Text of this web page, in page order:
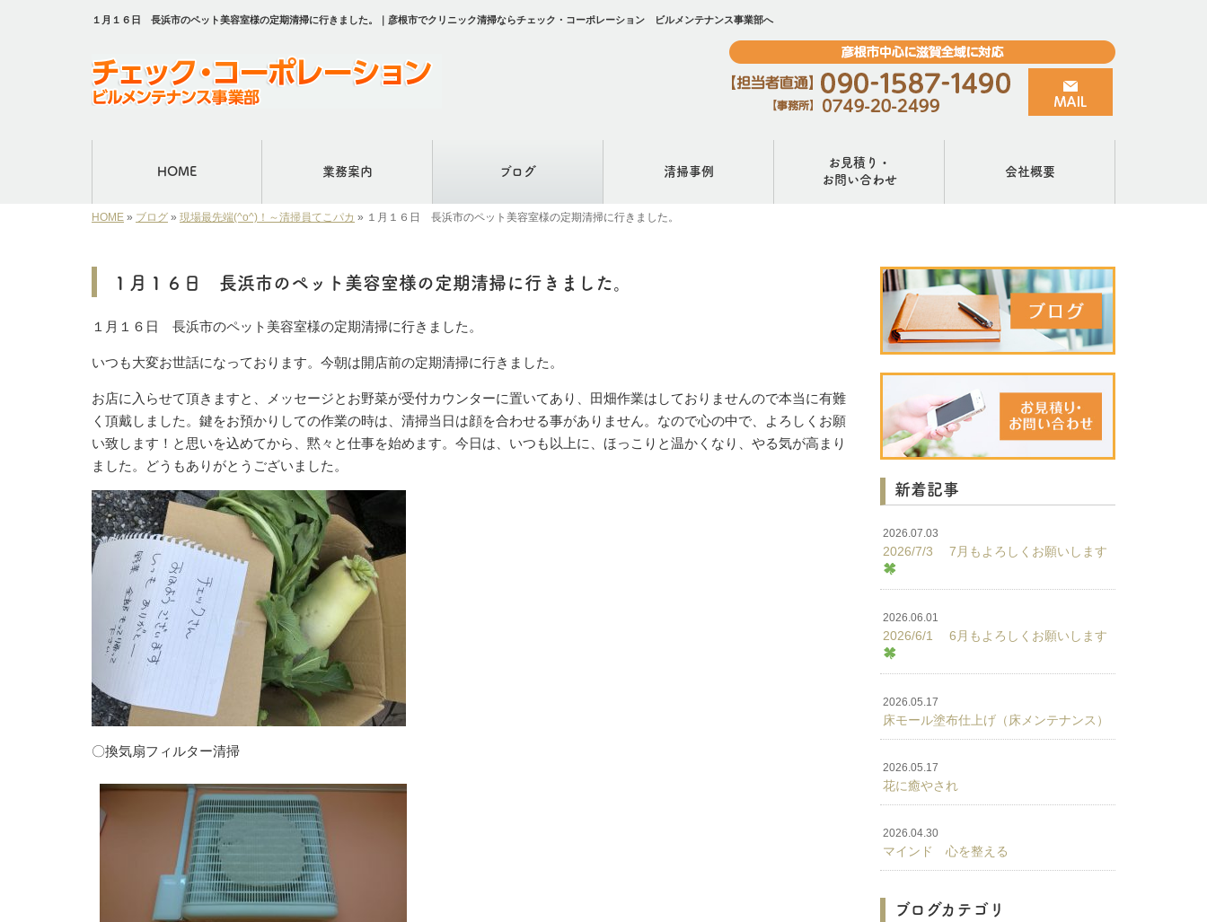
１月１６日 長浜市のペット美容室様の定期清掃に行きました。｜彦根市でクリニック清掃ならチェック・コーポレーション ビルメンテナンス事業部へ
HOME 業務案内 ブログ 清掃事例
お見積り・
お問い合わせ
会社概要
HOME » ブログ » 現場最先端(^o^)！～清掃員てこパカ » １月１６日 長浜市のペット美容室様の定期清掃に行きました。
１月１６日 長浜市のペット美容室様の定期清掃に行きました。
１月１６日 長浜市のペット美容室様の定期清掃に行きました。
いつも大変お世話になっております。今朝は開店前の定期清掃に行きました。
お店に入らせて頂きますと、メッセージとお野菜が受付カウンターに置いてあり、田畑作業はしておりませんので本当に有難
く頂戴しました。鍵をお預かりしての作業の時は、清掃当日は顔を合わせる事がありません。なので心の中で、よろしくお願
い致します！と思いを込めてから、黙々と仕事を始めます。今日は、いつも以上に、ほっこりと温かくなり、やる気が高まり
ました。どうもありがとうございました。
〇換気扇フィルター清掃
新着記事
2026.07.03
2026/7/3 7月もよろしくお願いします
2026.06.01
2026/6/1 6月もよろしくお願いします
2026.05.17
床モール塗布仕上げ（床メンテナンス）
2026.05.17
花に癒やされ
2026.04.30
マインド 心を整える
ブログカテゴリ